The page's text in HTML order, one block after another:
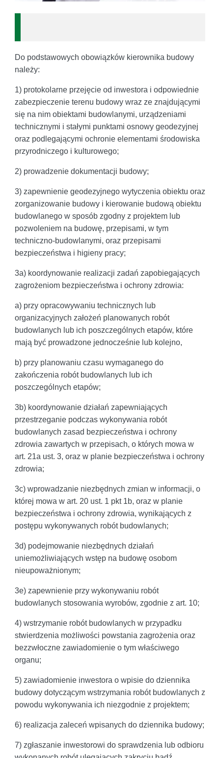
Do podstawowych obowiązków kierownika budowy
należy:
1) protokolarne przejęcie od inwestora i odpowiednie
zabezpieczenie terenu budowy wraz ze znajdującymi
się na nim obiektami budowlanymi, urządzeniami
technicznymi i stałymi punktami osnowy geodezyjnej
oraz podlegającymi ochronie elementami środowiska
przyrodniczego i kulturowego;
2) prowadzenie dokumentacji budowy;
3) zapewnienie geodezyjnego wytyczenia obiektu oraz
zorganizowanie budowy i kierowanie budową obiektu
budowlanego w sposób zgodny z projektem lub
pozwoleniem na budowę, przepisami, w tym
techniczno-budowlanymi, oraz przepisami
bezpieczeństwa i higieny pracy;
3a) koordynowanie realizacji zadań zapobiegających
zagrożeniom bezpieczeństwa i ochrony zdrowia:
a) przy opracowywaniu technicznych lub
organizacyjnych założeń planowanych robót
budowlanych lub ich poszczególnych etapów, które
mają być prowadzone jednocześnie lub kolejno,
b) przy planowaniu czasu wymaganego do
zakończenia robót budowlanych lub ich
poszczególnych etapów;
3b) koordynowanie działań zapewniających
przestrzeganie podczas wykonywania robót
budowlanych zasad bezpieczeństwa i ochrony
zdrowia zawartych w przepisach, o których mowa w
art. 21a ust. 3, oraz w planie bezpieczeństwa i ochrony
zdrowia;
3c) wprowadzanie niezbędnych zmian w informacji, o
której mowa w art. 20 ust. 1 pkt 1b, oraz w planie
bezpieczeństwa i ochrony zdrowia, wynikających z
postępu wykonywanych robót budowlanych;
3d) podejmowanie niezbędnych działań
uniemożliwiających wstęp na budowę osobom
nieupoważnionym;
3e) zapewnienie przy wykonywaniu robót
budowlanych stosowania wyrobów, zgodnie z art. 10;
4) wstrzymanie robót budowlanych w przypadku
stwierdzenia możliwości powstania zagrożenia oraz
bezzwłoczne zawiadomienie o tym właściwego
organu;
5) zawiadomienie inwestora o wpisie do dziennika
budowy dotyczącym wstrzymania robót budowlanych z
powodu wykonywania ich niezgodnie z projektem;
6) realizacja zaleceń wpisanych do dziennika budowy;
7) zgłaszanie inwestorowi do sprawdzenia lub odbioru